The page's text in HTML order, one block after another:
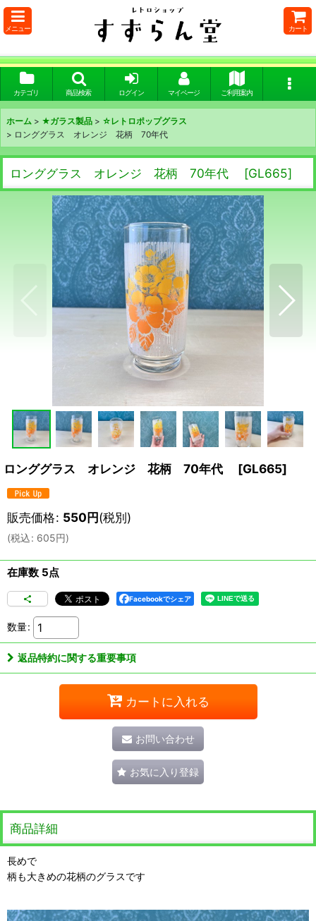
メニュー カート
カテゴリ 商品検索 ログイン マイページ ご利用案内
ホーム > ★ガラス製品 > ☆レトロポップグラス
> ロンググラス オレンジ 花柄 70年代
ロンググラス オレンジ 花柄 70年代 [GL665]
ロンググラス オレンジ 花柄 70年代 [GL665]
販売価格: 550円(税別)
(税込: 605円)
在庫数 5点
Facebookでシェア
数量:
返品特約に関する重要事項
カートに入れる
お問い合わせ
お気に入り登録
商品詳細
長めで
柄も大きめの花柄のグラスです